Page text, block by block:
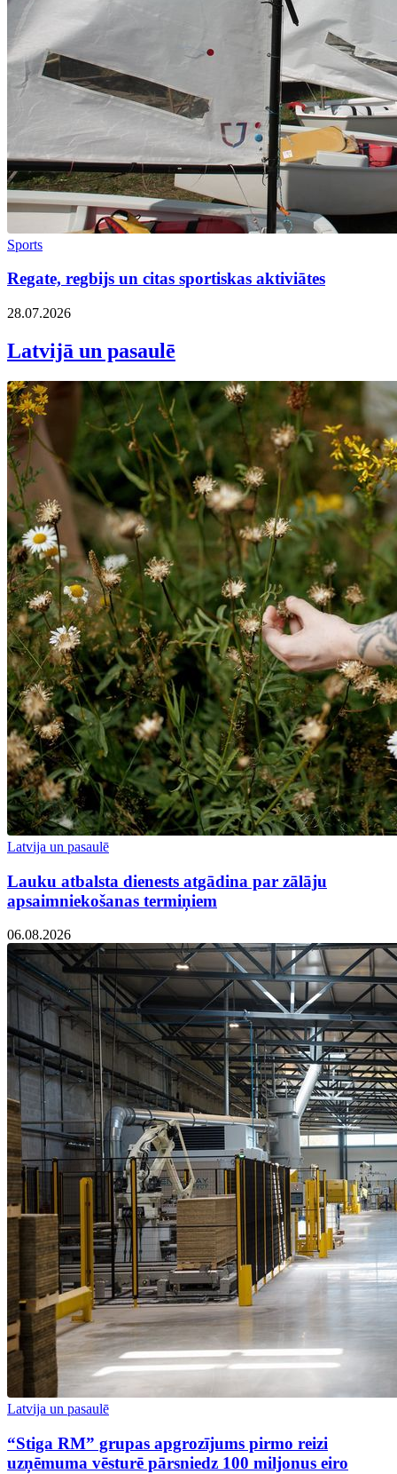
Sports
Regate, regbijs un citas sportiskas aktiviātes
28.07.2026
Latvijā un pasaulē
Latvija un pasaulē
Lauku atbalsta dienests atgādina par zālāju
apsaimniekošanas termiņiem
06.08.2026
Latvija un pasaulē
“Stiga RM” grupas apgrozījums pirmo reizi
uzņēmuma vēsturē pārsniedz 100 miljonus eiro